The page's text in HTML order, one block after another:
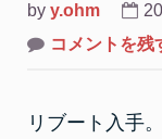
by y.ohm
コメントを残
リブート入手